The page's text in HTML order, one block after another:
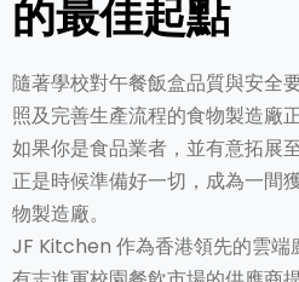
的最佳起點
隨著學校對午餐飯盒品質與安全
照及完善生產流程的食物製造廠
如果你是食品業者，並有意拓展
正是時候準備好一切，成為一間
物製造廠。
JF Kitchen 作為香港領先的雲端